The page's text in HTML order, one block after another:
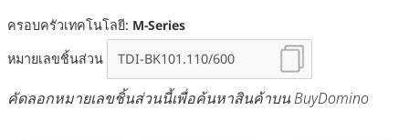
ครอบครัวเทคโนโลยี: M-Series
หมายเลขชิ้นส่วน
คัดลอกหมายเลขชิ้นส่วนนี้เพื่อค้นหาสินค้าบน BuyDomino